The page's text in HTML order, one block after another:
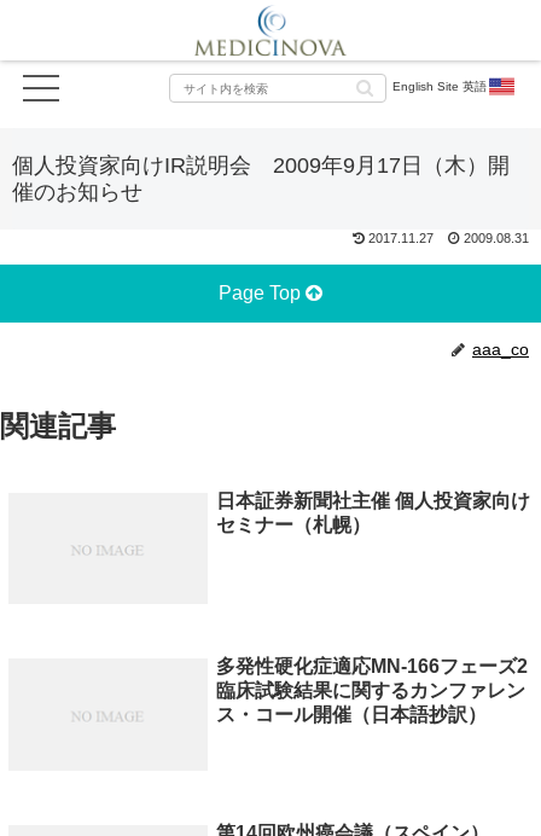
English Site 英語
個人投資家向けIR説明会 2009年9月17日（木）開
催のお知らせ
2017.11.27 2009.08.31
Page Top
aaa_co
関連記事
日本証券新聞社主催 個人投資家向け
セミナー（札幌）
多発性硬化症適応MN-166フェーズ2
臨床試験結果に関するカンファレン
ス・コール開催（日本語抄訳）